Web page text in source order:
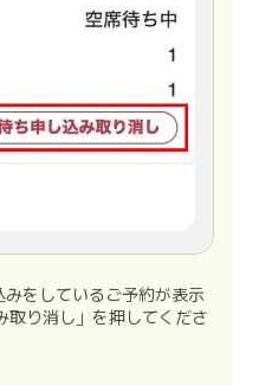
をしているご予約が表示
取り消し」を押してくださ